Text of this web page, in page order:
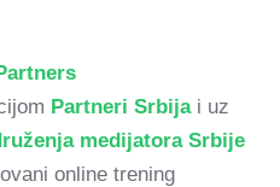
Partneri Srbijai uz
medijatora Srbije
online trening